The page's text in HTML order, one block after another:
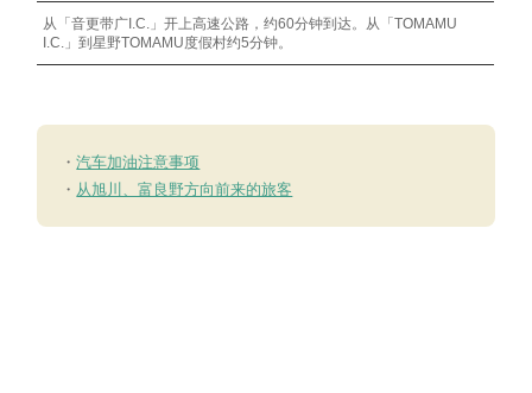
从「音更带广I.C.」开上高速公路，约60分钟到达。从「TOMAMU
I.C.」到星野TOMAMU度假村约5分钟。
・汽车加油注意事项
・ 从旭川、富良野方向前来的旅客